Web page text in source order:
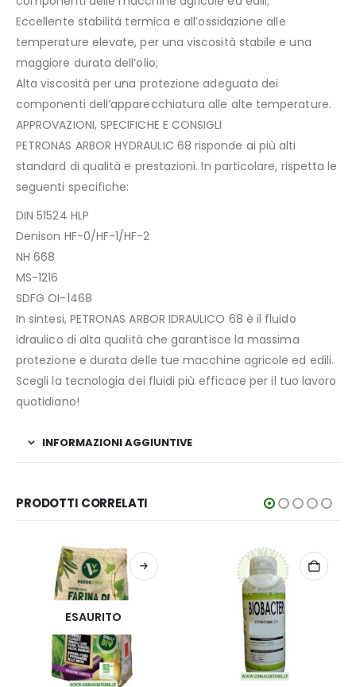
Eccellente stabilità termica e all’ossidazione alle
temperature elevate, per una viscosità stabile e una
maggiore durata dell’olio;
Alta viscosità per una protezione adeguata dei
componenti dell’apparecchiatura alle alte temperature.
APPROVAZIONI, SPECIFICHE E CONSIGLI
PETRONAS ARBOR HYDRAULIC 68 risponde ai più alti
standard di qualità e prestazioni. In particolare, rispetta le
seguenti specifiche:
DIN 51524 HLP
Denison HF-0/HF-1/HF-2
NH 668
MS-1216
SDFG OI-1468
In sintesi, PETRONAS ARBOR IDRAULICO 68 è il fluido
idraulico di alta qualità che garantisce la massima
protezione e durata delle tue macchine agricole ed edili.
Scegli la tecnologia dei fluidi più efficace per il tuo lavoro
quotidiano!
INFORMAZIONI AGGIUNTIVE
PRODOTTI CORRELATI
ESAURITO